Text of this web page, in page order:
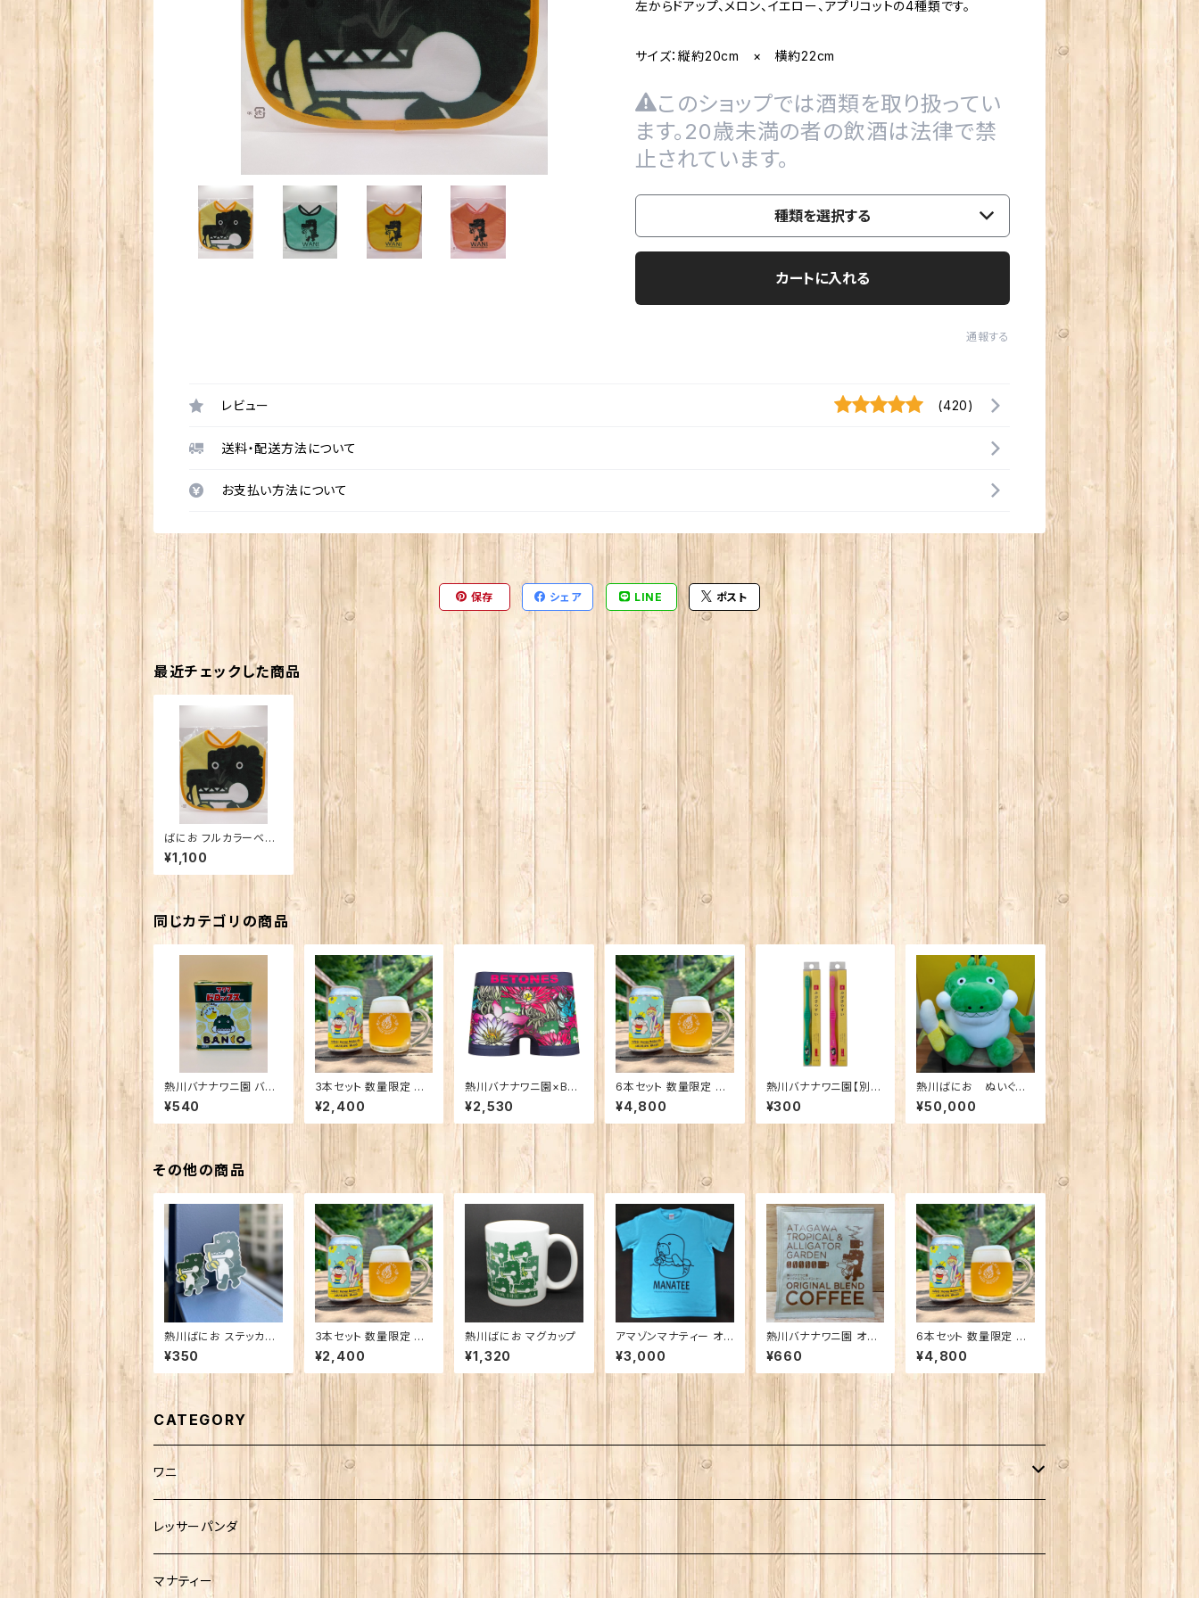
左からドアップ、メロン、イエロー、アプリコットの4種類です。
サイズ：縦約20cm × 横約22cm
このショップでは酒類を取り扱ってい
ます。20歳未満の者の飲酒は法律で禁
止されています。
種類を選択する
カートに入れる
通報する
レビュー (420)
送料・配送方法について
お支払い方法について
保存 シェア LINE ポスト
最近チェックした商品
ばにお フルカラーベビ
ースタイ
¥1,100
同じカテゴリの商品
熱川バナナワニ園 バナ
ナドロップス※チルド商
品との同梱非推奨
¥540
3本セット 数量限定 ん
ばなな！Honey Golde
n Ale
¥2,400
熱川バナナワニ園×BET
ONES 熱川ばにお N
AVY
¥2,530
6本セット 数量限定 ん
ばなな！Honey Golde
n Ale
¥4,800
熱川バナナワニ園【別
注】ライフレンジ 磨きや
すい歯ブラシ 極（ばにお
柄）子供用
¥300
熱川ばにお ぬいぐる
み BIG ※送料込み・
メーカー直送のため、他
の商品とは一緒にご注
¥50,000
その他の商品
熱川ばにお ステッカー
小
¥350
3本セット 数量限定 ん
ばなな！Honey Golde
n Ale
¥2,400
熱川ばにお マグカップ
¥1,320
アマゾンマナティー オリ
ジナルTシャツ 大人用
¥3,000
熱川バナナワニ園 オリ
ジナルブレンドコーヒー
３個セット
¥660
6本セット 数量限定 ん
ばなな！Honey Golde
n Ale
¥4,800
CATEGORY
ワニ
熱川ばにお
雨宮ひかるさんグッズ
レッサーパンダ
マナティー